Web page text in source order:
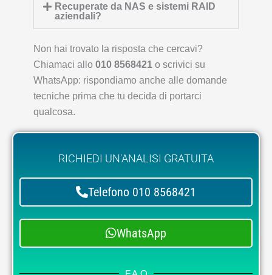
Recuperate da NAS e sistemi RAID
aziendali?
Non hai trovato la risposta che cercavi?
Chiamaci allo 010 8568421 o scrivici su
WhatsApp: rispondiamo anche alle domande
tecniche prima che tu decida di portarci
qualcosa.
RICHIEDI UN'ANALISI GRATUITA
Telefono 010 8568421
WhatsApp